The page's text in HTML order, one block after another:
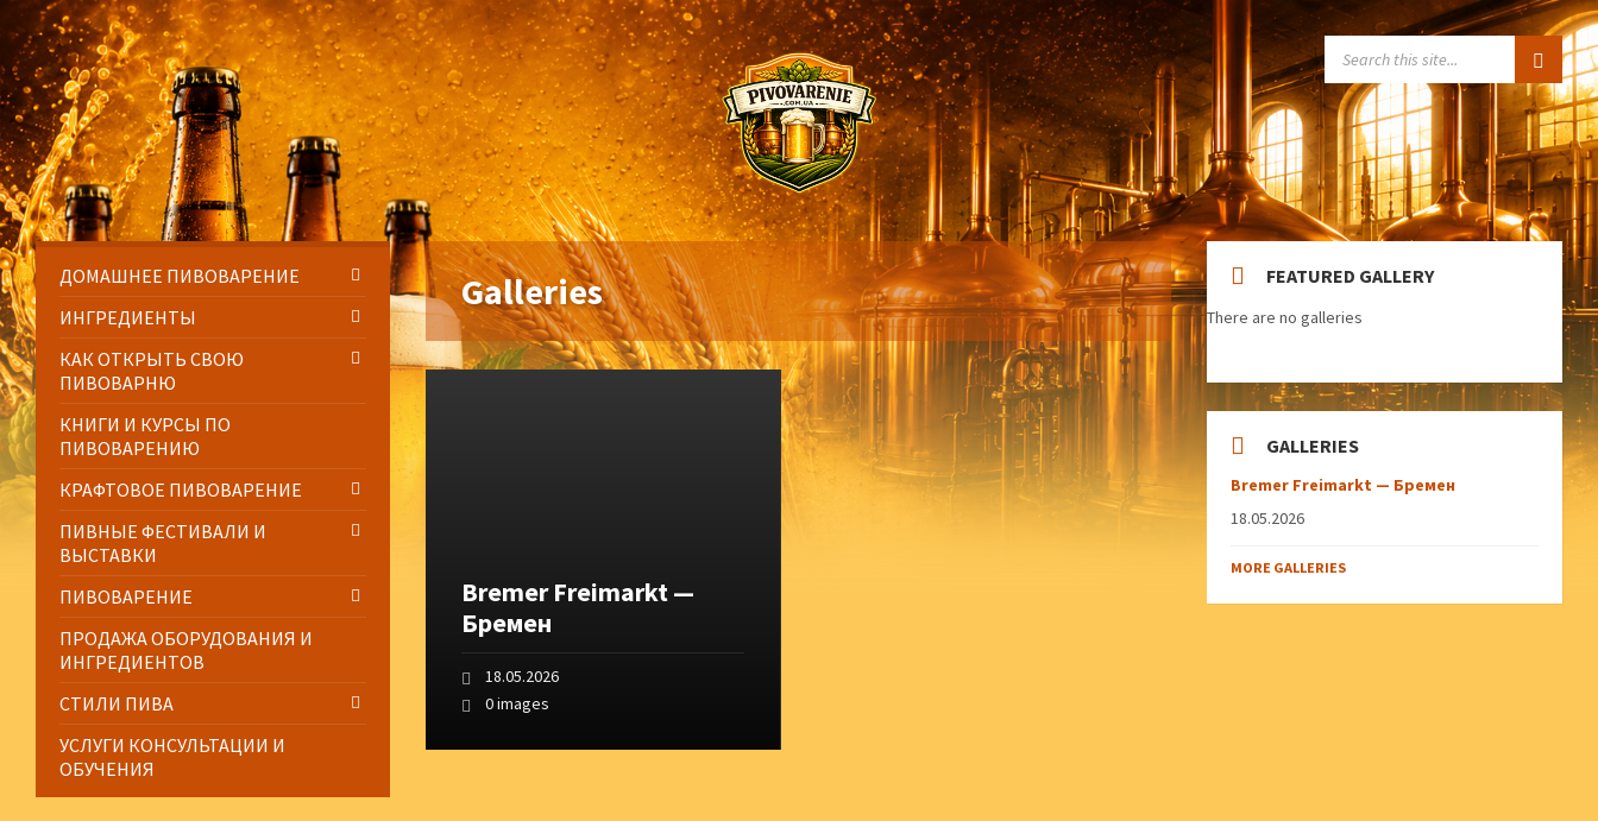
to
content
to
left
sidebar
to
right
sidebar
to
footer
Galleries
Bremer Freimarkt —
Бремен
18.05.2026
0 images
ДОМАШНЕЕ ПИВОВАРЕНИЕ
ИНГРЕДИЕНТЫ
КАК ОТКРЫТЬ СВОЮ
ПИВОВАРНЮ
КНИГИ И КУРСЫ ПО
ПИВОВАРЕНИЮ
КРАФТОВОЕ ПИВОВАРЕНИЕ
ПИВНЫЕ ФЕСТИВАЛИ И
ВЫСТАВКИ
ПИВОВАРЕНИЕ
ПРОДАЖА ОБОРУДОВАНИЯ И
ИНГРЕДИЕНТОВ
СТИЛИ ПИВА
УСЛУГИ КОНСУЛЬТАЦИИ И
ОБУЧЕНИЯ
FEATURED GALLERY
There are no galleries
GALLERIES
Bremer Freimarkt — Бремен
18.05.2026
MORE GALLERIES